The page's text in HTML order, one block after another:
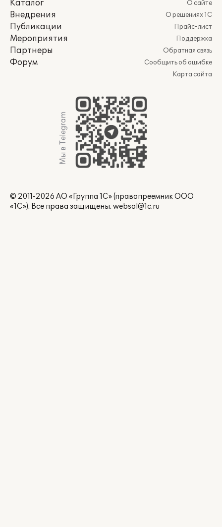
Каталог
Внедрения
Публикации
Мероприятия
Партнеры
Форум
О сайте
О решениях 1С
Прайс-лист
Поддержка
Обратная связь
Сообщить об ошибке
Карта сайта
Мы в Telegram
© 2011-2026 АО «Группа 1С» (правопреемник ООО
«1С»). Все права защищены. websol@1c.ru